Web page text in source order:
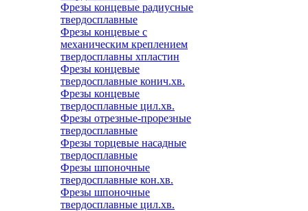
Фрезы концевые радиусные
твердосплавные
Фрезы концевые с
механическим креплением
твердосплавны хпластин
Фрезы концевые
твердосплавные конич.хв.
Фрезы концевые
твердосплавные цил.хв.
Фрезы отрезные-прорезные
твердосплавные
Фрезы торцевые насадные
твердосплавные
Фрезы шпоночные
твердосплавные кон.хв.
Фрезы шпоночные
твердосплавные цил.хв.